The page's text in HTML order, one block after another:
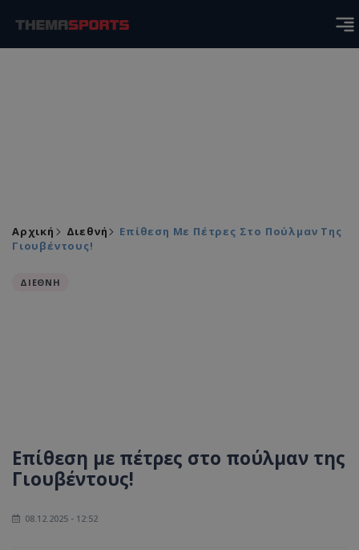
Αρχική Διεθνή
Επίθεση Με Πέτρες Στο Πούλμαν Της
Γιουβέντους!
ΔΙΕΘΝΗ
Επίθεση με πέτρες στο πούλμαν της
Γιουβέντους!
08.12.2025 - 12:52